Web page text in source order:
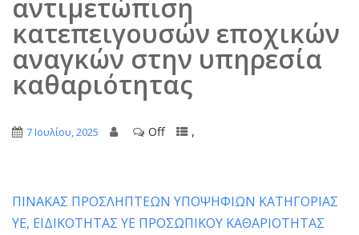
αντιμετώπιση
κατεπειγουσών εποχικών
αναγκών στην υπηρεσία
καθαριότητας
7 Ιουλίου, 2025 Off ,
ΠΙΝΑΚΑΣ ΠΡΟΣΛΗΠΤΕΩΝ ΥΠΟΨΗΦΙΩΝ ΚΑΤΗΓΟΡΙΑΣ
ΥΕ, ΕΙΔΙΚΟΤΗΤΑΣ ΥΕ ΠΡΟΣΩΠΙΚΟΥ ΚΑΘΑΡΙΟΤΗΤΑΣ